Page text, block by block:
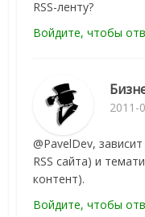
RSS-ленту?
Войдите, чтобы
2011-
@PavelDev,
RSS сайта) и
контент).
Войдите, чтобы